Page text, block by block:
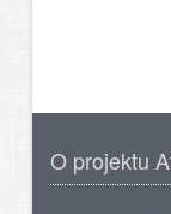
O projektu